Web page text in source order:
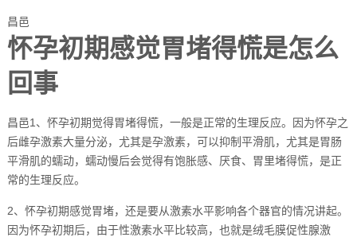
昌邑
怀孕初期感觉胃堵得慌是怎么
回事
昌邑1、怀孕初期觉得胃堵得慌，一般是正常的生理反应。因为怀孕之
后雌孕激素大量分泌，尤其是孕激素，可以抑制平滑肌，尤其是胃肠
平滑肌的蠕动，蠕动慢后会觉得有饱胀感、厌食、胃里堵得慌，是正
常的生理反应。
2、怀孕初期感觉胃堵，还是要从激素水平影响各个器官的情况讲起。
因为怀孕初期后，由于性激素水平比较高，也就是绒毛膜促性腺激